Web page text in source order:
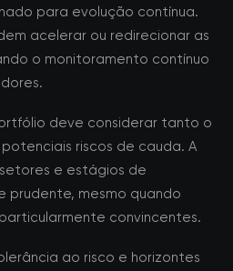
para evolução contínua.
acelerar ou redirecionar as
o monitoramento contínuo
deve considerar tanto o
riscos de cauda. A
e estágios de
prudente, mesmo quando
convincentes.
ao risco e horizontes